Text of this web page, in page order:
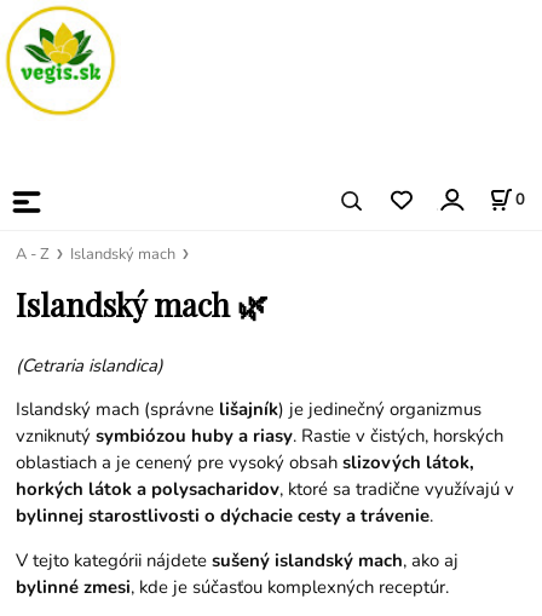
0
A - Z Islandský mach
Islandský mach 🌿
(Cetraria islandica)
Islandský mach (správne lišajník) je jedinečný organizmus
vzniknutýsymbiózou huby a riasy. Rastie v čistých, horských
oblastiach a je cenený pre vysoký obsahslizových látok,
horkých látok a polysacharidov, ktoré sa tradične využívajú v
bylinnej starostlivosti o dýchacie cesty a trávenie.
V tejto kategórii nájdetesušený islandský mach, ako aj
bylinné zmesi, kde je súčasťou komplexných receptúr.